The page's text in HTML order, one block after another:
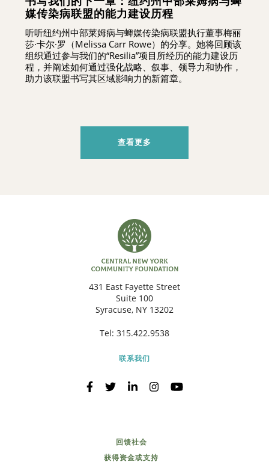
媒传染病联盟的能力建设历程
听听纽约州中部莱姆病与蜱媒传染病联盟执行董事梅丽
莎·卡尔·罗（Melissa Carr Rowe）的分享。她将回顾该
组织通过参与我们的“Resilia”项目所经历的能力建设历
程，并阐述如何通过强化战略、叙事、领导力和协作，
助力该联盟书写其区域影响力的新篇章。
查看更多
431 East Fayette Street
Suite 100
Syracuse, NY 13202
Tel: 315.422.9538
联系我们
回馈社会
获得资金或支持